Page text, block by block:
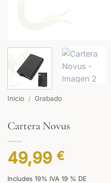
Inicio / Grabado
Cartera Novus
49,99 €
Includes 19% IVA 19 % DE